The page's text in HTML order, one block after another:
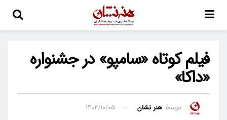
فیلم کوتاه «سامپو» در جشنواره
«داکا»
توسط هنر نشان ۱۴۰۲/۱۰/۰۵